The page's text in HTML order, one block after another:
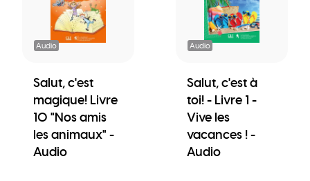
Audio
Salut, c'est
magique! Livre
10 "Nos amis
les animaux" -
Audio
Audio
Salut, c'est à
toi! - Livre 1 -
Vive les
vacances ! -
Audio